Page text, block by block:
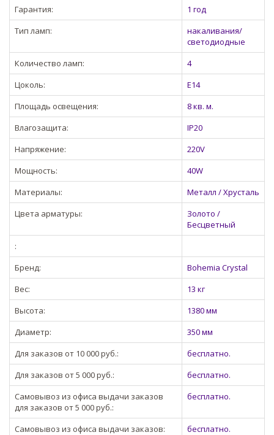
Гарантия:
1 год
Тип ламп:
накаливания/
светодиодные
Количество ламп:
4
Цоколь:
E14
Площадь освещения:
8 кв. м.
Влагозащита:
IP20
Напряжение:
220V
Мощность:
40W
Материалы:
Металл / Хрусталь
Цвета арматуры:
Золото /
Бесцветный
:
Бренд:
Bohemia Crystal
Вес:
13 кг
Высота:
1380 мм
Диаметр:
350 мм
Для заказов от 10 000 руб.:
бесплатно.
Для заказов от 5 000 руб.:
бесплатно.
Самовывоз из офиса выдачи заказов
для заказов от 5 000 руб.:
бесплатно.
Самовывоз из офиса выдачи заказов:
бесплатно.